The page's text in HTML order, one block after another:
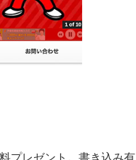
プレゼント。書き込み有